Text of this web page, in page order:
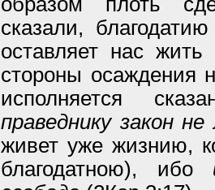
сказали,
оставляет нас
стороны осаждения
исполняется
праведнику закон
живет уже жизнию,
благодатною), ибо